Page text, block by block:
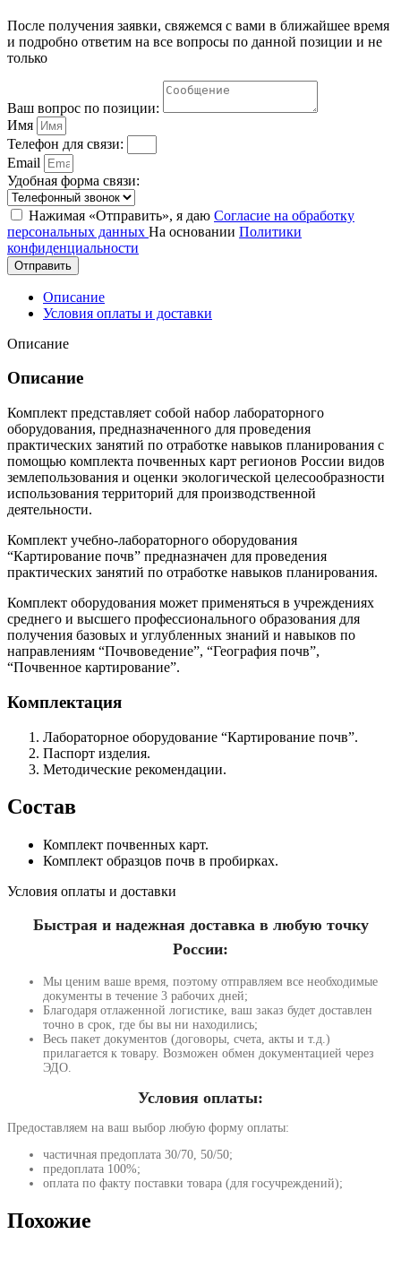
После получения заявки, свяжемся с вами в ближайшее время
и подробно ответим на все вопросы по данной позиции и не
только
Ваш вопрос по позиции:
Имя
Телефон для связи:
Email
Удобная форма связи:
Нажимая «Отправить», я даю Согласие на обработку
персональных данных На основании Политики
конфиденциальности
Отправить
Описание
Условия оплаты и доставки
Описание
Описание
Комплект представляет собой набор лабораторного
оборудования, предназначенного для проведения
практических занятий по отработке навыков планирования с
помощью комплекта почвенных карт регионов России видов
землепользования и оценки экологической целесообразности
использования территорий для производственной
деятельности.
Комплект учебно-лабораторного оборудования
“Картирование почв” предназначен для проведения
практических занятий по отработке навыков планирования.
Комплект оборудования может применяться в учреждениях
среднего и высшего профессионального образования для
получения базовых и углубленных знаний и навыков по
направлениям “Почвоведение”, “География почв”,
“Почвенное картирование”.
Комплектация
Лабораторное оборудование “Картирование почв”.
Паспорт изделия.
Методические рекомендации.
Состав
Комплект почвенных карт.
Комплект образцов почв в пробирках.
Условия оплаты и доставки
Быстрая и надежная доставка в любую точку
России:
Мы ценим ваше время, поэтому отправляем все необходимые
документы в течение 3 рабочих дней;
Благодаря отлаженной логистике, ваш заказ будет доставлен
точно в срок, где бы вы ни находились;
Весь пакет документов (договоры, счета, акты и т.д.)
прилагается к товару. Возможен обмен документацией через
ЭДО.
Условия оплаты:
Предоставляем на ваш выбор любую форму оплаты:
частичная предоплата 30/70, 50/50;
предоплата 100%;
оплата по факту поставки товара (для госучреждений);
Похожие